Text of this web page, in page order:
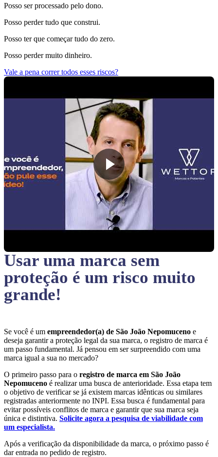
Posso ser processado pelo dono.
Posso perder tudo que construi.
Posso ter que começar tudo do zero.
Posso perder muito dinheiro.
Vale a pena correr todos esses riscos?
Usar uma marca sem
proteção é um risco muito
grande!
Se você é um empreendedor(a) de São João Nepomuceno e
deseja garantir a proteção legal da sua marca, o registro de marca é
um passo fundamental. Já pensou em ser surpreendido com uma
marca igual a sua no mercado?
O primeiro passo para o registro de marca em São João
Nepomuceno é realizar uma busca de anterioridade. Essa etapa tem
o objetivo de verificar se já existem marcas idênticas ou similares
registradas anteriormente no INPI. Essa busca é fundamental para
evitar possíveis conflitos de marca e garantir que sua marca seja
única e distintiva. Solicite agora a pesquisa de viabilidade com
um especialista.
Após a verificação da disponibilidade da marca, o próximo passo é
dar entrada no pedido de registro.